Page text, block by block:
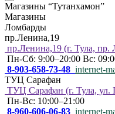
Магазины “Тутанхамон”
Магазины
Ломбарды
пр.Ленина,19
пр.Ленина,19 (г. Тула, пр.
Пн-Сб: 9:00–20:00 Вс:
8-903-658-73-48 internet-
ТУЦ Сарафан
ТУЦ Сарафан (г. Тула, ул.
Пн-Вс: 10:00–21:00
8-960-606-06-83 internet-